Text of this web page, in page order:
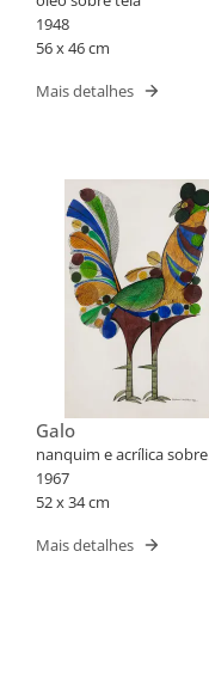
1948
56 x 46 cm
Mais detalhes
Galo
nanquim e acrílica sobre
papel
1967
52 x 34 cm
Mais detalhes